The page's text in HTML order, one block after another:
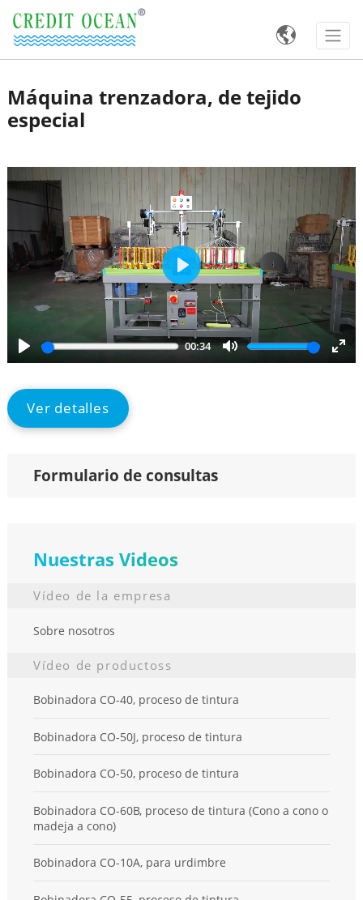

Máquina trenzadora, de tejido
especial
Play
00:34
Mute
Play
Ver detalles
Formulario de consultas
Nuestras Videos
Vídeo de la empresa
Sobre nosotros
Vídeo de productoss
Bobinadora CO-40, proceso de tintura
Bobinadora CO-50J, proceso de tintura
Bobinadora CO-50, proceso de tintura
Bobinadora CO-60B, proceso de tintura (Cono a cono o
madeja a cono)
Bobinadora CO-10A, para urdimbre